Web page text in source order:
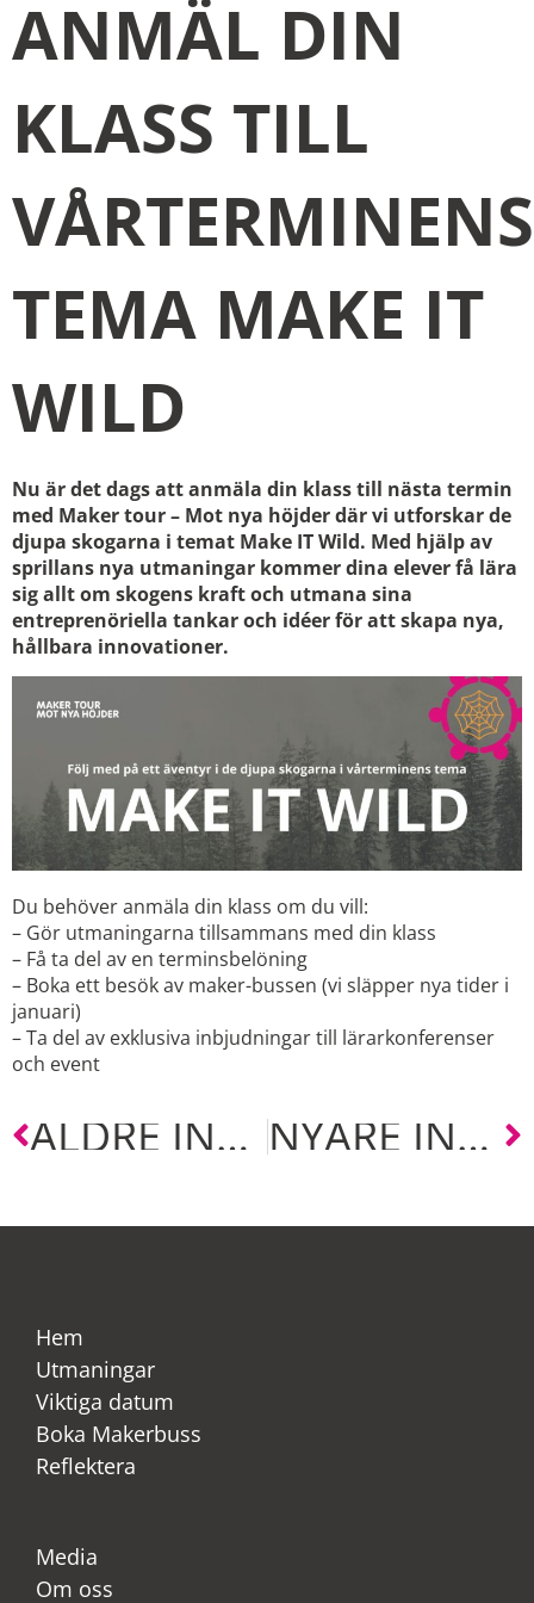
ANMÄL DIN
KLASS TILL
VÅRTERMINENS
TEMA MAKE IT
WILD
Nu är det dags att anmäla din klass till nästa termin
med Maker tour – Mot nya höjder där vi utforskar de
djupa skogarna i temat Make IT Wild. Med hjälp av
sprillans nya utmaningar kommer dina elever få lära
sig allt om skogens kraft och utmana sina
entreprenöriella tankar och idéer för att skapa nya,
hållbara innovationer.
Du behöver anmäla din klass om du vill:
– Gör utmaningarna tillsammans med din klass
– Få ta del av en terminsbelöning
– Boka ett besök av maker-bussen (vi släpper nya tider i
januari)
– Ta del av exklusiva inbjudningar till lärarkonferenser
och event
ÄLDRE INLÄGG NYARE INLÄGG
Hem
Utmaningar
Viktiga datum
Boka Makerbuss
Reflektera
Media
Om oss